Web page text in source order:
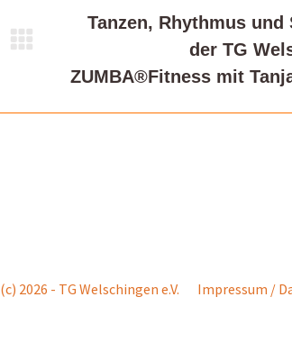
Beitrag:
Tanzen, Rhythmus und
der TG
ZUMBA®Fitness mit
(c) 2026 - TG Welschingen e.V. Impressum /